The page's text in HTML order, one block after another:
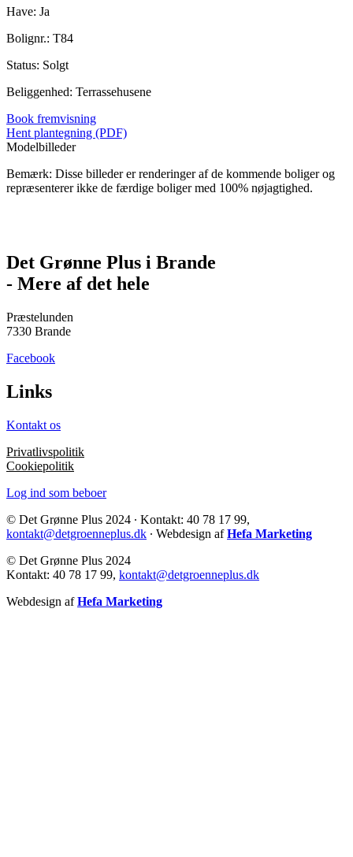
Have: Ja
Bolignr.: T84
Status: Solgt
Beliggenhed: Terrassehusene
Book fremvisning
Hent plantegning (PDF)
Modelbilleder
Bemærk: Disse billeder er renderinger af de kommende boliger og
repræsenterer ikke de færdige boliger med 100% nøjagtighed.
Det Grønne Plus i Brande
- Mere af det hele
Præstelunden
7330 Brande
Facebook
Links
Kontakt os
Privatlivspolitik
Cookiepolitik
Log ind som beboer
© Det Grønne Plus 2024 ∙ Kontakt: 40 78 17 99,
kontakt@detgroenneplus.dk ∙ Webdesign afHefa Marketing
© Det Grønne Plus 2024
Kontakt: 40 78 17 99, kontakt@detgroenneplus.dk
Webdesign afHefa Marketing